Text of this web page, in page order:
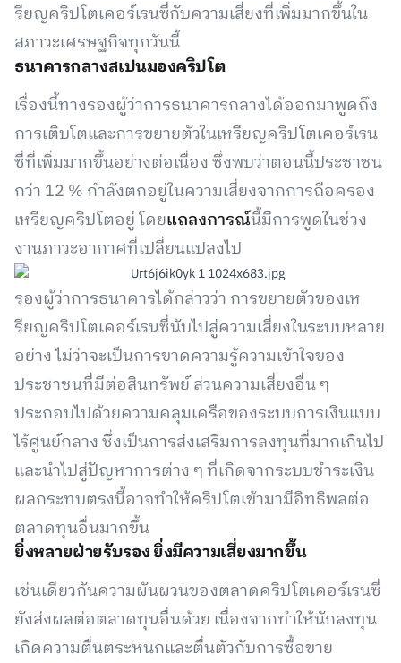
รียญคริปโตเคอร์เรนซี่กับความเสี่ยงที่เพิ่มมากขึ้นใน
สภาวะเศรษฐกิจทุกวันนี้
ธนาคารกลางสเปนมองคริปโต
เรื่องนี้ทางรองผู้ว่าการธนาคารกลางได้ออกมาพูดถึง
การเติบโตและการขยายตัวในเหรียญคริปโตเคอร์เรน
ซี่ที่เพิ่มมากขึ้นอย่างต่อเนื่อง ซึ่งพบว่าตอนนี้ประชาชน
กว่า 12 % กำลังตกอยู่ในความเสี่ยงจากการถือครอง
เหรียญคริปโตอยู่ โดยแถลงการณ์นี้มีการพูดในช่วง
งานภาวะอากาศที่เปลี่ยนแปลงไป
รองผู้ว่าการธนาคารได้กล่าวว่า การขยายตัวของเห
รียญคริปโตเคอร์เรนซี่นับไปสู่ความเสี่ยงในระบบหลาย
อย่าง ไม่ว่าจะเป็นการขาดความรู้ความเข้าใจของ
ประชาชนที่มีต่อสินทรัพย์ ส่วนความเสี่ยงอื่น ๆ
ประกอบไปด้วยความคลุมเครือของระบบการเงินแบบ
ไร้ศูนย์กลาง ซึ่งเป็นการส่งเสริมการลงทุนที่มากเกินไป
และนำไปสู่ปัญหาการต่าง ๆ ที่เกิดจากระบบชำระเงิน
ผลกระทบตรงนี้อาจทำให้คริปโตเข้ามามีอิทธิพลต่อ
ตลาดทุนอื่นมากขึ้น
ยิ่งหลายฝ่ายรับรอง ยิ่งมีความเสี่ยงมากขึ้น
เช่นเดียวกันความผันผวนของตลาดคริปโตเคอร์เรนซี่
ยังส่งผลต่อตลาดทุนอื่นด้วย เนื่องจากทำให้นักลงทุน
เกิดความตื่นตระหนกและตื่นตัวกับการซื้อขาย